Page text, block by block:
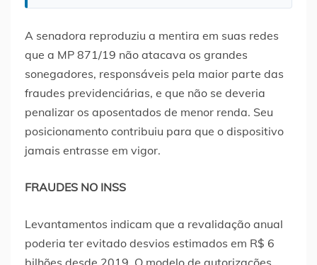
A senadora reproduziu a mentira em suas redes
que a MP 871/19 não atacava os grandes
sonegadores, responsáveis pela maior parte das
fraudes previdenciárias, e que não se deveria
penalizar os aposentados de menor renda. Seu
posicionamento contribuiu para que o dispositivo
jamais entrasse em vigor.
FRAUDES NO INSS
Levantamentos indicam que a revalidação anual
poderia ter evitado desvios estimados em R$ 6